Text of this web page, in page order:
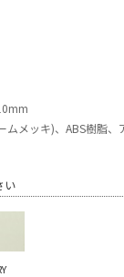
ムメッキ)、ABS樹脂、
い